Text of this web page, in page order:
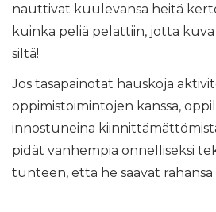
nauttivat kuulevansa heitä
kuinka peliä pelattiin, jotta
siltä!
Jos tasapainotat hauskoja
oppimistoimintojen kanssa,
innostuneina
pidät vanhempia onnelliseksi
tunteen, että he saavat rahansa